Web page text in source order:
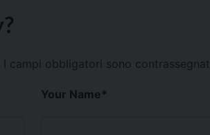
I campi obbligatori sono contrassegnati
Your Name*